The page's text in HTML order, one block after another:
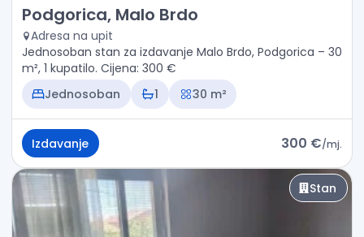
Izdavanje - Stan Podgorica, Malo Brdo
Podgorica, Malo Brdo
Adresa na upit
Jednosoban stan za izdavanje Malo Brdo, Podgorica – 30
m², 1 kupatilo. Cijena: 300 €
Jednosoban
1 30 m²
Izdavanje 300 €/mj.
Stan